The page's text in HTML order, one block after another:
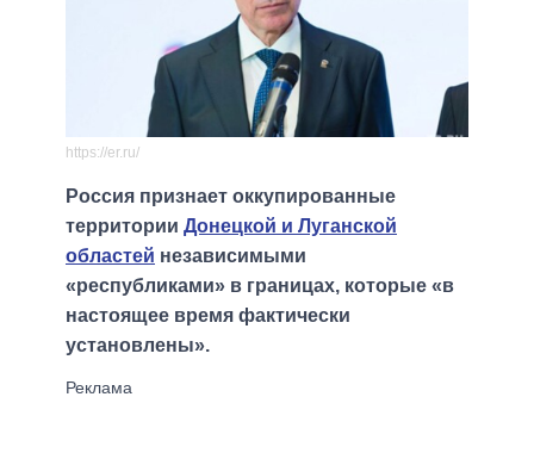
https://er.ru/
Россия признает оккупированные
территории Донецкой и Луганской
областей независимыми
«республиками» в границах, которые «в
настоящее время фактически
установлены».